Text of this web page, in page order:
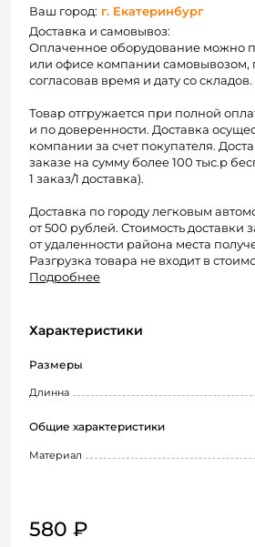
580 ₽
Ваш город: г. Екатеринбург
Доставка и самовывоз:
Оплаченное оборудование можно
или офисе компании самовывозом,
согласовав время и дату со складов.
Товар отгружается при полной
и по доверенности. Доставка
компании за счет покупателя.
заказе на сумму более 100 тыс.р
1 заказ/1 доставка).
Доставка по городу легковым
от 500 рублей. Стоимость доставки
от удаленности района места
Разгрузка товара не входит в
Подробнее
Характеристики
Размеры
Длинна
Общие характеристики
Материал